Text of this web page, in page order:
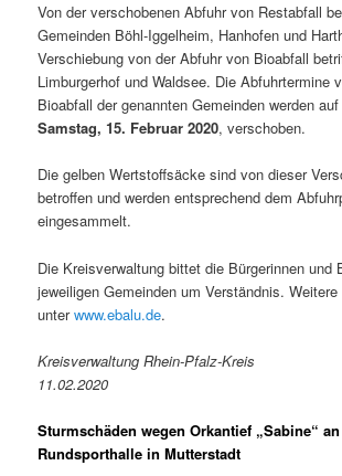
Von der verschobenen Abfuhr von Restabfall
Gemeinden Böhl-Iggelheim, Hanhofen und
Verschiebung von der Abfuhr von Bioabfall
Limburgerhof und Waldsee. Die Abfuhrtermine
Bioabfall der genannten Gemeinden werden
Samstag, 15. Februar 2020, verschoben.
Die gelben Wertstoffsäcke sind von dieser
betroffen und werden entsprechend dem
eingesammelt.
Die Kreisverwaltung bittet die Bürgerinnen und
jeweiligen Gemeinden um Verständnis.
unterwww.ebalu.de.
Kreisverwaltung Rhein-Pfalz-Kreis
11.02.2020
Sturmschäden wegen Orkantief „Sabine“
Rundsporthalle in Mutterstadt